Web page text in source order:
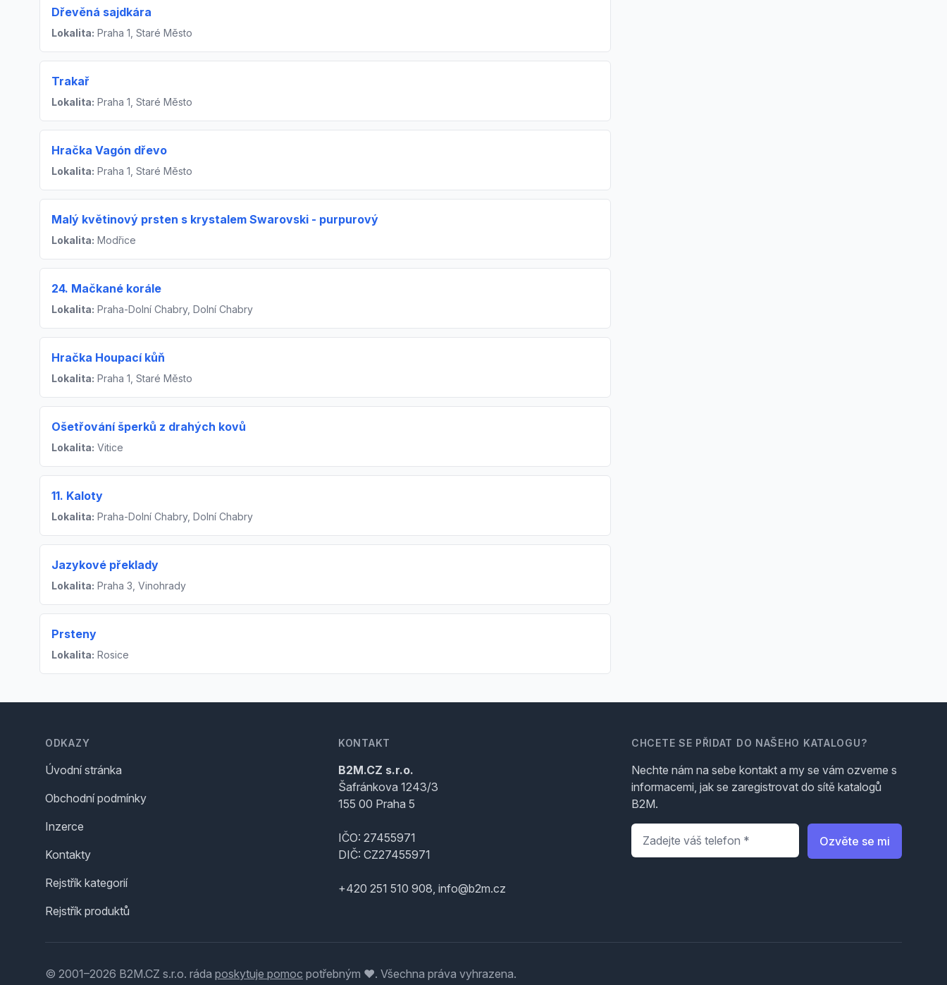
Dřevěná sajdkára
Lokalita: Praha 1, Staré Město
Trakař
Lokalita: Praha 1, Staré Město
Hračka Vagón dřevo
Lokalita: Praha 1, Staré Město
Malý květinový prsten s krystalem Swarovski - purpurový
Lokalita: Modřice
24. Mačkané korále
Lokalita: Praha-Dolní Chabry, Dolní Chabry
Hračka Houpací kůň
Lokalita: Praha 1, Staré Město
Ošetřování šperků z drahých kovů
Lokalita: Vitice
11. Kaloty
Lokalita: Praha-Dolní Chabry, Dolní Chabry
Jazykové překlady
Lokalita: Praha 3, Vinohrady
Prsteny
Lokalita: Rosice
ODKAZY
Úvodní stránka
Obchodní podmínky
Inzerce
Kontakty
Rejstřík kategorií
Rejstřík produktů
KONTAKT
B2M.CZ s.r.o.
Šafránkova 1243/3
155 00 Praha 5
IČO: 27455971
DIČ: CZ27455971
+420 251 510 908, info@b2m.cz
CHCETE SE PŘIDAT DO NAŠEHO KATALOGU?
Nechte nám na sebe kontakt a my se vám ozveme s
informacemi, jak se zaregistrovat do sítě katalogů
B2M.
Telefon
Ozvěte se mi
© 2001–2026 B2M.CZ s.r.o. ráda poskytuje pomoc potřebným ♥️. Všechna práva vyhrazena.